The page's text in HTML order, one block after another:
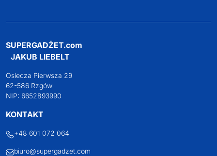
SUPERGADŻET.com
JAKUB LIEBELT
Osiecza Pierwsza 29
62-586 Rzgów
NIP: 6652893990
KONTAKT
+48 601 072 064
biuro@supergadzet.com